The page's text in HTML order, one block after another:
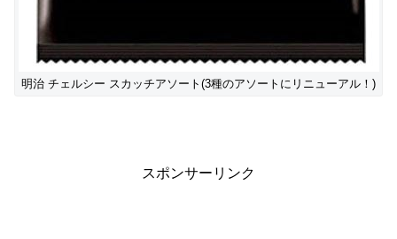
明治 チェルシー スカッチアソート(3種のアソートにリニューアル！)
スポンサーリンク